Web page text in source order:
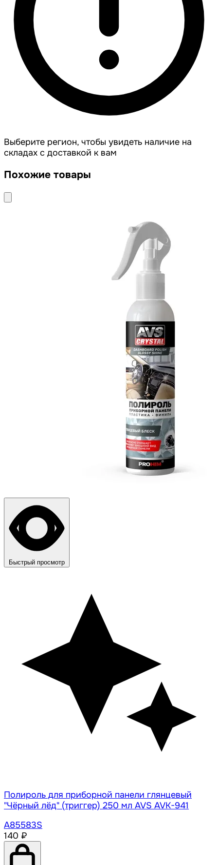
Выберите регион, чтобы увидеть наличие на
складах с доставкой к вам
Похожие товары
Быстрый просмотр
Полироль для приборной панели глянцевый
"Чёрный лёд" (триггер) 250 мл AVS AVK-941
A85583S
140 ₽